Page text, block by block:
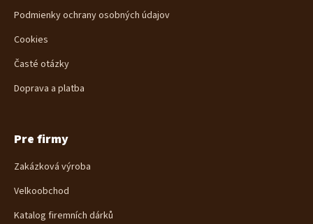
Podmienky ochrany osobných údajov
Cookies
Časté otázky
Doprava a platba
Pre firmy
Zakázková výroba
Velkoobchod
Katalog firemních dárků